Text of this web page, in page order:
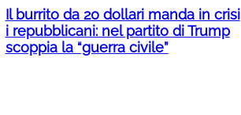
Il burrito da 20 dollari manda in crisi
i repubblicani: nel partito di Trump
scoppia la “guerra civile”